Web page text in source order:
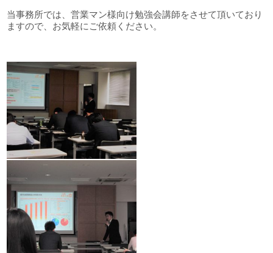
当事務所では、営業マン様向け勉強会講師をさせて頂いており
ますので、お気軽にご依頼ください。